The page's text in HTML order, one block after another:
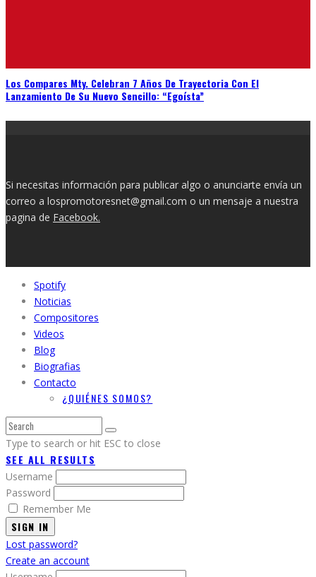
Los Compares Mty. Celebran 7 Años De Trayectoria Con El
Lanzamiento De Su Nuevo Sencillo: “Egoísta”
Si necesitas información para publicar algo o anunciarte envía un
correo a lospromotoresnet@gmail.com o un mensaje a nuestra
pagina de Facebook.
Spotify
Noticias
Compositores
Videos
Blog
Biografias
Contacto
¿QUIÉNES SOMOS?
Type to search or hit ESC to close
SEE ALL RESULTS
Username
Password
Remember Me
SIGN IN
Lost password?
Create an account